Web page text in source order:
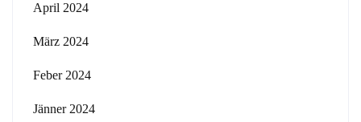
April 2024
März 2024
Feber 2024
Jänner 2024